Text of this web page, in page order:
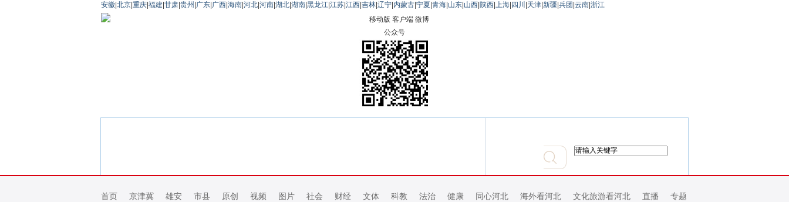
安徽 北京 重庆 福建 甘肃 贵州 广东 广西 海南 河北 河南 湖北 湖南 黑龙江 江苏 江西 吉林 辽宁 内蒙古 宁夏 青海 山东 山西 陕西 上海 四川 天津 新疆 兵团 云南 浙江
移动版 客户端 微博
公众号
首页 京津冀 雄安 市县 原创 视频 图片 社会 财经 文体 科教 法治 健康 同心河北 海外看河北 文化旅游看河北 直播 专题